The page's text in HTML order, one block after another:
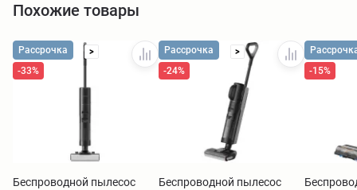
Похожие товары
Рассрочка
>
-33%
Беспроводной пылесос
Рассрочка
>
-24%
Беспроводной пылесос
-15%